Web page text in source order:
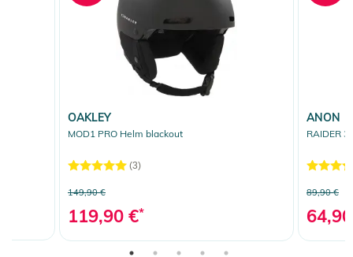
OAKLEY
MOD1 PRO Helm blackout
(3)
149,90 €
119,90 €*
ANON
RAIDER
89,90 €